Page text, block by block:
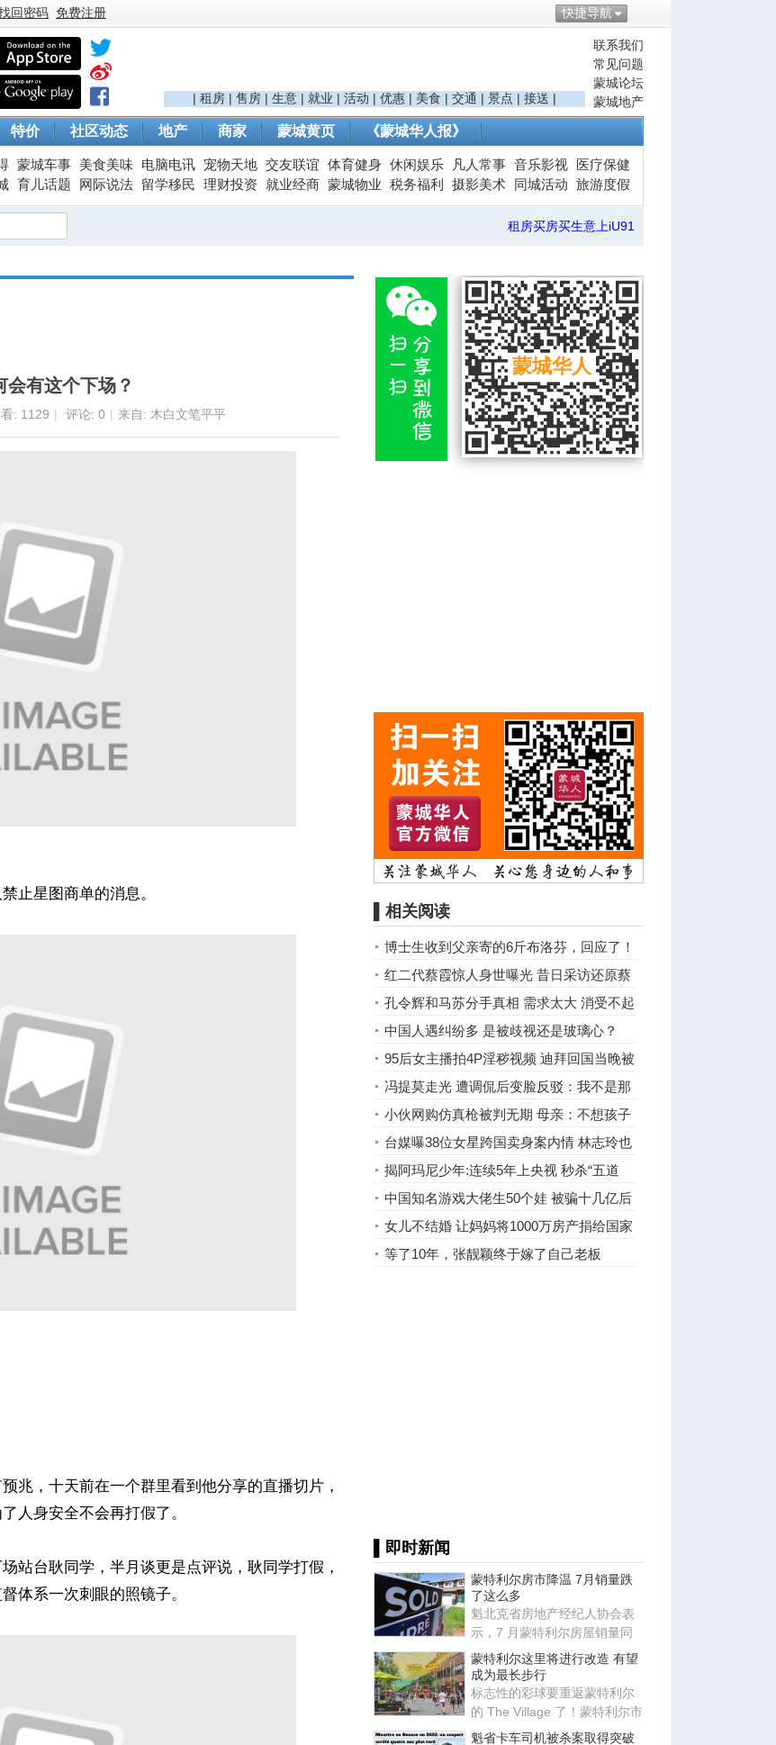
快捷导航
回密码 免费注册
联系我们
常见问题
蒙城论坛
蒙城地产
| 租房 | 售房 | 生意 | 就业 | 活动 | 优惠 | 美食 | 交通 | 景点 | 接送 |
特价 社区动态 地产 商家 蒙城黄页 《蒙城华人报》
蒙城车事 美食美味 电脑电讯 宠物天地 交友联谊 体育健身 休闲娱乐 凡人常事 音乐影视
医疗保健
育儿话题 网际说法 留学移民 理财投资 就业经商 蒙城物业 税务福利 摄影美术 同城活动 旅游度假
租房买房买生意上iU91
会有这个下场？
: 1129 | 评论: 0 | 来自: 木白文笔平平
止星图商单的消息。
兆，十天前在一个群里看到他分享的直播切片，
人身安全不会再打假了。
站台耿同学，半月谈更是点评说，耿同学打假，
体系一次刺眼的照镜子。
▌相关阅读
博士生收到父亲寄的6斤布洛芬，回应了！
红二代蔡霞惊人身世曝光 昔日采访还原蔡
霞其人其事
孔令辉和马苏分手真相 需求太大 消受不起
中国人遇纠纷多 是被歧视还是玻璃心？
95后女主播拍4P淫秽视频 迪拜回国当晚被
抓(组图)
冯提莫走光 遭调侃后变脸反驳：我不是那
样的人
小伙网购仿真枪被判无期 母亲：不想孩子
背罪名
台媒曝38位女星跨国卖身案内情 林志玲也
被牵扯其中?
揭阿玛尼少年:连续5年上央视 秒杀“五道
杠”(组图)
中国知名游戏大佬生50个娃 被骗十几亿后
发疯
女儿不结婚 让妈妈将1000万房产捐给国家
等了10年，张靓颖终于嫁了自己老板
▌即时新闻
蒙特利尔房市降温 7月销量跌
了这么多
魁北克省房地产经纪人协会表
示，7 月蒙特利尔房屋销量同
比下降 10%，房地产市场出现
降
蒙特利尔这里将进行改造 有望
成为最长步行
标志性的彩球要重返蒙特利尔
的 The Village 了！蒙特利尔市
长 Soraya Martinez Ferrad
魁省卡车司机被杀案取得突破